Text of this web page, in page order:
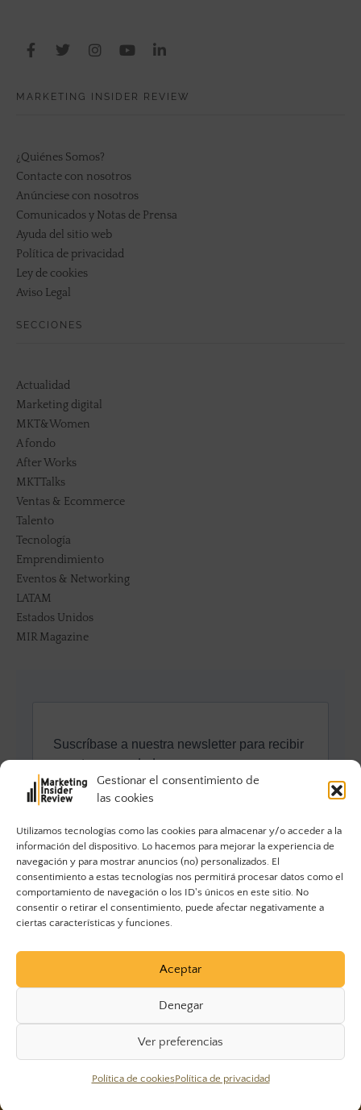
Gestionar el consentimiento de
las cookies
Utilizamos tecnologías como las cookies para almacenar y/o acceder a la
información del dispositivo. Lo hacemos para mejorar la experiencia de
navegación y para mostrar anuncios (no) personalizados. El
consentimiento a estas tecnologías nos permitirá procesar datos como el
comportamiento de navegación o los ID's únicos en este sitio. No
consentir o retirar el consentimiento, puede afectar negativamente a
ciertas características y funciones.
Aceptar
Denegar
Ver preferencias
Política de cookiesPolítica de privacidad
MARKETING INSIDER REVIEW
¿Quiénes Somos?
Contacte con nosotros
Anúnciese con nosotros
Comunicados y Notas de Prensa
Ayuda del sitio web
Política de privacidad
Ley de cookies
Aviso Legal
SECCIONES
Actualidad
Marketing digital
MKT&Women
A fondo
After Works
MKTTalks
Ventas & Ecommerce
Talento
Tecnología
Emprendimiento
Eventos & Networking
LATAM
Estados Unidos
MIR Magazine
© 2023 Marketing Insider Review. Todos los derechos
reservados.